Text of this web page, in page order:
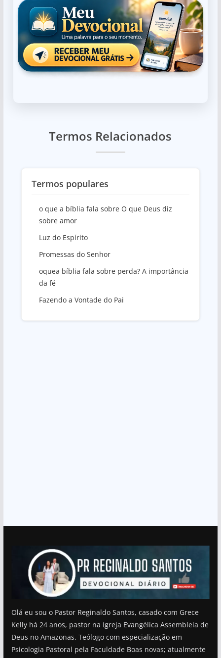
Termos Relacionados
Termos populares
o que a bíblia fala sobre O que Deus diz
sobre amor
Luz do Espírito
Promessas do Senhor
oquea bíblia fala sobre perda? A importância
da fé
Fazendo a Vontade do Pai
Olá eu sou o Pastor Reginaldo Santos, casado com Grece
Kelly há 24 anos, pastor na Igreja Evangélica Assembleia de
Deus no Amazonas. Teólogo com especialização em
Psicologia Pastoral pela Faculdade Boas novas; atualmente